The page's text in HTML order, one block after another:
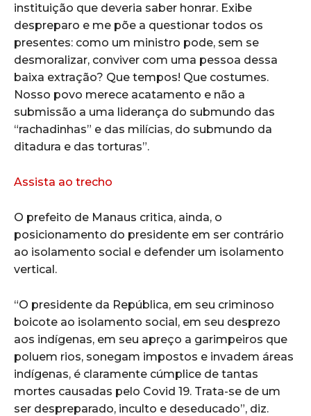
instituição que deveria saber honrar. Exibe
despreparo e me põe a questionar todos os
presentes: como um ministro pode, sem se
desmoralizar, conviver com uma pessoa dessa
baixa extração? Que tempos! Que costumes.
Nosso povo merece acatamento e não a
submissão a uma liderança do submundo das
“rachadinhas” e das milícias, do submundo da
ditadura e das torturas”.
Assista ao trecho
O prefeito de Manaus critica, ainda, o
posicionamento do presidente em ser contrário
ao isolamento social e defender um isolamento
vertical.
“O presidente da República, em seu criminoso
boicote ao isolamento social, em seu desprezo
aos indígenas, em seu apreço a garimpeiros que
poluem rios, sonegam impostos e invadem áreas
indígenas, é claramente cúmplice de tantas
mortes causadas pelo Covid 19. Trata-se de um
ser despreparado, inculto e deseducado”, diz.